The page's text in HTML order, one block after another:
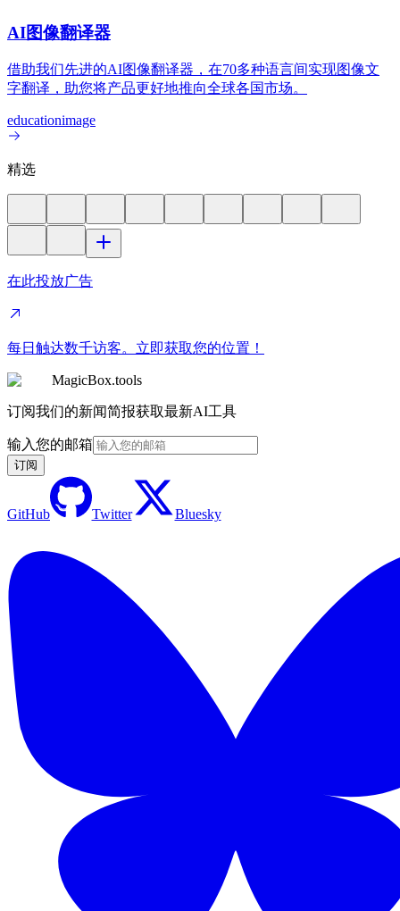
AI图像翻译器
借助我们先进的AI图像翻译器，在70多种语言间实现图像文
字翻译，助您将产品更好地推向全球各国市场。
educationimage
精选
在此投放广告
每日触达数千访客。立即获取您的位置！
MagicBox.tools
订阅我们的新闻简报获取最新AI工具
输入您的邮箱
订阅
GitHub Twitter Bluesky